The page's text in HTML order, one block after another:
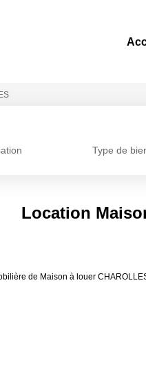
Type de
Location
de Maison à louer